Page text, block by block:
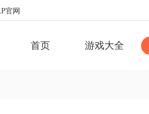
官网
首页 游戏大全